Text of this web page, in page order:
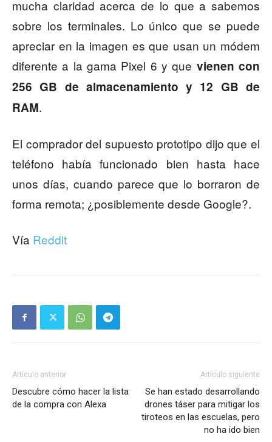
mucha claridad acerca de lo que a sabemos
sobre los terminales. Lo único que se puede
apreciar en la imagen es que usan un módem
diferente a la gama Pixel 6 y que vienen con
256 GB de almacenamiento y 12 GB de
RAM.
El comprador del supuesto prototipo dijo que el
teléfono había funcionado bien hasta hace
unos días, cuando parece que lo borraron de
forma remota; ¿posiblemente desde Google?.
Vía Reddit
Artículo anterior
Descubre cómo hacer la lista
de la compra con Alexa
Artículo siguiente
Se han estado desarrollando
drones táser para mitigar los
tiroteos en las escuelas, pero
no ha ido bien